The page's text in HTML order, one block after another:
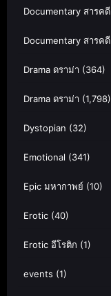
Documentary สารคดี
Documentary สารคดี
Drama ดราม่า (364)
Drama ดราม่า (1,798)
Dystopian (32)
Emotional (341)
Epic มหากาพย์ (10)
Erotic (40)
Erotic อีโรติก (1)
events (1)